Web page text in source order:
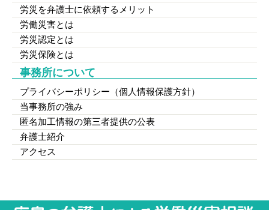
労災を弁護士に依頼するメリット
労働災害とは
労災認定とは
労災保険とは
事務所について
プライバシーポリシー（個人情報保護方針）
当事務所の強み
匿名加工情報の第三者提供の公表
弁護士紹介
アクセス